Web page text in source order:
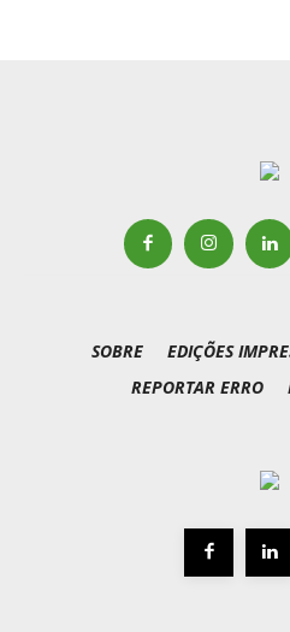
SOBRE EDIÇÕES
REPORTAR ERRO